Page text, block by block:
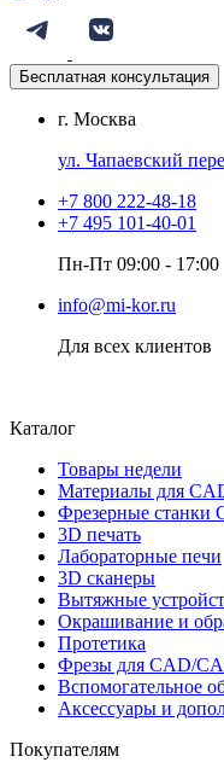
Бесплатная консультация
г. Москва
ул. Чапаевский
+7 800 222-48-18
+7 495 101-40-01
Пн-Пт 09:00 - 17:00
info@mi-kor.ru
Для всех клиентов
Каталог
Товары недели
Материалы для
Фрезерные станки
3D печать
Лабораторные печи
3D сканеры
Вытяжные
Окрашивание и
Протетика
Фрезы для CAD/
Вспомогательное
Аксессуары и
Покупателям